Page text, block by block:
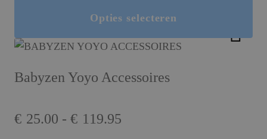
Opties selecteren
Babyzen Yoyo Accessoires
€ 25.00 - € 119.95